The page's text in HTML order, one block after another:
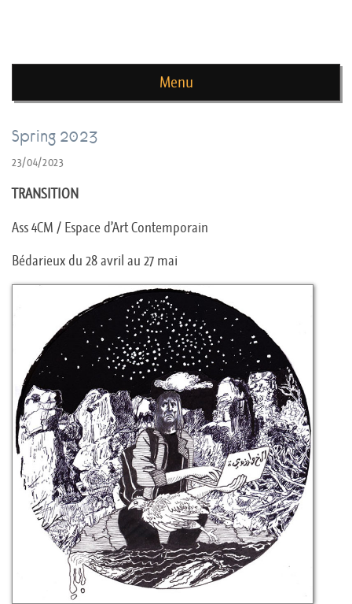
Menu
Skip to content
Spring 2023
23/04/2023
TRANSITION
Ass 4CM / Espace d’Art Contemporain
Bédarieux du 28 avril au 27 mai